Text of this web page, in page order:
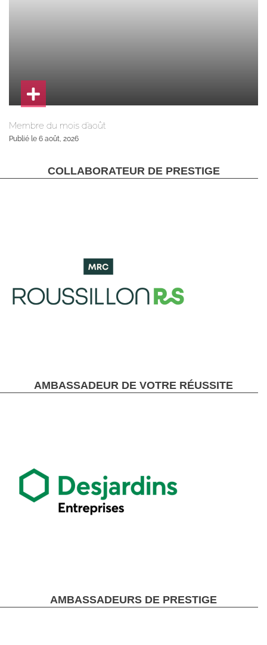
Membre du mois d’août
Publié le 6 août, 2026
COLLABORATEUR DE PRESTIGE
AMBASSADEUR DE VOTRE RÉUSSITE
AMBASSADEURS DE PRESTIGE